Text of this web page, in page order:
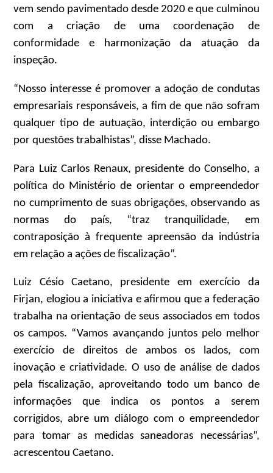
vem sendo pavimentado desde 2020 e que culminou
com a criação de uma coordenação de
conformidade e harmonização da atuação da
inspeção.
“Nosso interesse é promover a adoção de condutas
empresariais responsáveis, a fim de que não sofram
qualquer tipo de autuação, interdição ou embargo
por questões trabalhistas”, disse Machado.
Para Luiz Carlos Renaux, presidente do Conselho, a
política do Ministério de orientar o empreendedor
no cumprimento de suas obrigações, observando as
normas do país, “traz tranquilidade, em
contraposição à frequente apreensão da indústria
em relação a ações de fiscalização”.
Luiz Césio Caetano, presidente em exercício da
Firjan, elogiou a iniciativa e afirmou que a federação
trabalha na orientação de seus associados em todos
os campos. “Vamos avançando juntos pelo melhor
exercício de direitos de ambos os lados, com
inovação e criatividade. O uso de análise de dados
pela fiscalização, aproveitando todo um banco de
informações que indica os pontos a serem
corrigidos, abre um diálogo com o empreendedor
para tomar as medidas saneadoras necessárias”,
acrescentou Caetano.